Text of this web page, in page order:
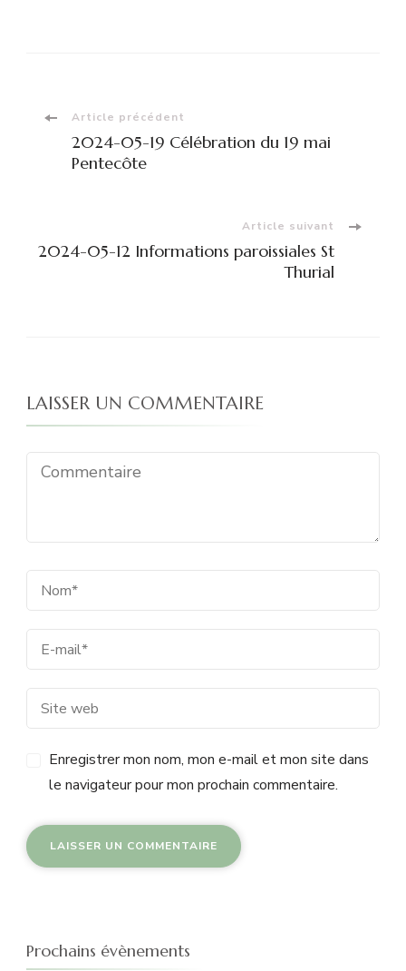
Navigation
d'article
Article précédent
2024-05-19 Célébration du 19 mai
Pentecôte
Article suivant
2024-05-12 Informations paroissiales St
Thurial
LAISSER UN COMMENTAIRE
Enregistrer mon nom, mon e-mail et mon site dans
le navigateur pour mon prochain commentaire.
Prochains évènements